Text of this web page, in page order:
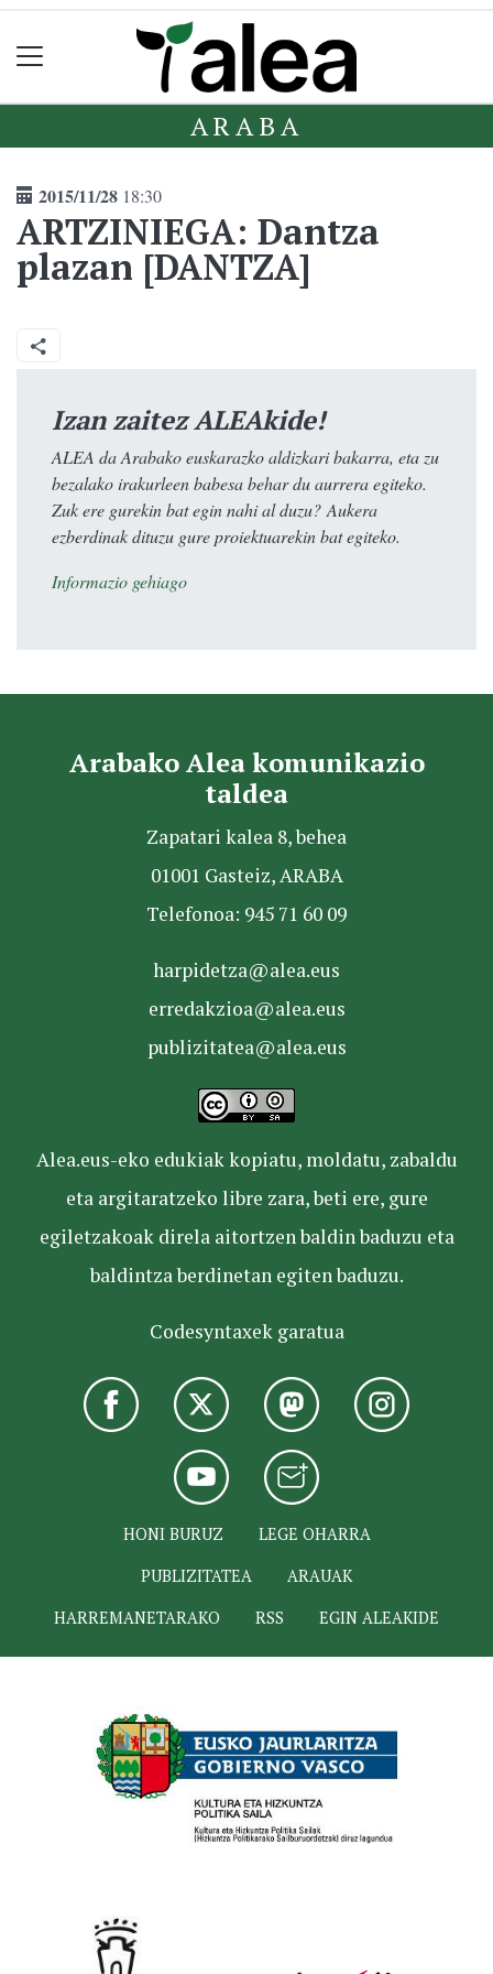
ARABA
2015/11/28 18:30
ARTZINIEGA: Dantza
plazan [DANTZA]
Izan zaitez ALEAkide!
ALEA da Arabako euskarazko aldizkari bakarra, eta zu
bezalako irakurleen babesa behar du aurrera egiteko.
Zuk ere gurekin bat egin nahi al duzu? Aukera
ezberdinak dituzu gure proiektuarekin bat egiteko.
Informazio gehiago
Arabako Alea komunikazio
taldea
Zapatari kalea 8, behea
01001 Gasteiz, ARABA
Telefonoa: 945 71 60 09
harpidetza@alea.eus
erredakzioa@alea.eus
publizitatea@alea.eus
Alea.eus-eko edukiak kopiatu, moldatu, zabaldu
eta argitaratzeko libre zara, beti ere, gure
egiletzakoak direla aitortzen baldin baduzu eta
baldintza berdinetan egiten baduzu.
Codesyntaxek garatua
HONI BURUZ
LEGE OHARRA
PUBLIZITATEA
ARAUAK
HARREMANETARAKO
RSS EGIN ALEAKIDE